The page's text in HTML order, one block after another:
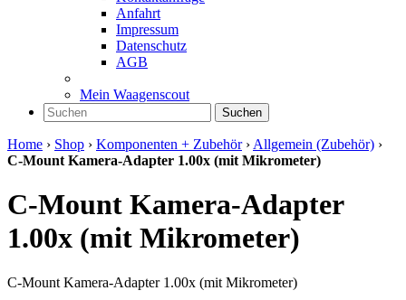
Anfahrt
Impressum
Datenschutz
AGB
Mein Waagenscout
Suchen
Home › Shop › Komponenten + Zubehör› Allgemein (Zubehör) ›
C-Mount Kamera-Adapter 1.00x (mit Mikrometer)
C-Mount Kamera-Adapter
1.00x (mit Mikrometer)
C-Mount Kamera-Adapter 1.00x (mit Mikrometer)